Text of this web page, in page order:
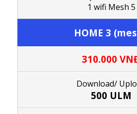
1 wifi Mesh 5
HOME 3
310.000
Download/
500 ULM